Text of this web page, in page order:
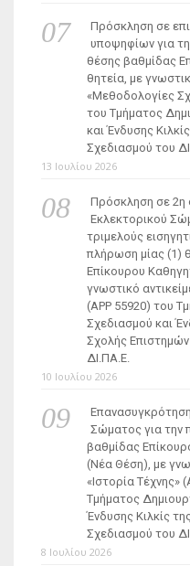
Πρόσκληση σε
υποψηφίων για
θέσης βαθμίδας
θητεία, με
«Μεθοδολογίες
του Τμήματος
και Ένδυσης
Σχεδιασμού του
13 Ιουλίου 2026
Πρόσκληση σε 2η
Εκλεκτορικού
τριμελούς
πλήρωση μίας (1)
Επίκουρου
γνωστικό
(ΑΡΡ 55920) του
Σχεδιασμού και
Σχολής
ΔΙ.ΠΑ.Ε.
10 Ιουλίου 2026
Σώματος για την
βαθμίδας
(Νέα Θέση), με
«Ιστορία Τέχνης»
Τμήματος
Ένδυσης Κιλκίς
Σχεδιασμού του
8 Ιουλίου 2026